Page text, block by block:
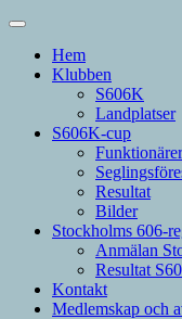
Hem
Klubben
S606K
Landplatser
S606K-cup
Resultat
Bilder
Stockholms 606-
Anmälan
Resultat
Kontakt
Medlemskap och